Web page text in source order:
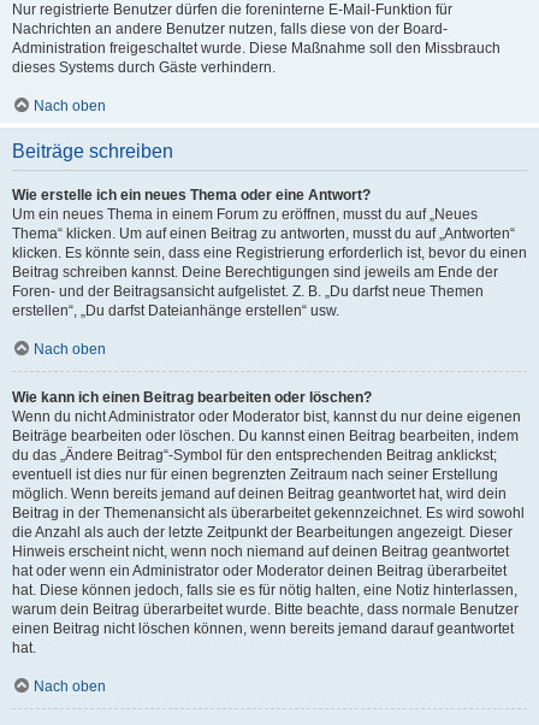
Nur registrierte Benutzer dürfen die foreninterne E-Mail-Funktion für
Nachrichten an andere Benutzer nutzen, falls diese von der Board-
Administration freigeschaltet wurde. Diese Maßnahme soll den Missbrauch
dieses Systems durch Gäste verhindern.
Nach oben
Beiträge schreiben
Wie erstelle ich ein neues Thema oder eine Antwort?
Um ein neues Thema in einem Forum zu eröffnen, musst du auf „Neues
Thema“ klicken. Um auf einen Beitrag zu antworten, musst du auf „Antworten“
klicken. Es könnte sein, dass eine Registrierung erforderlich ist, bevor du einen
Beitrag schreiben kannst. Deine Berechtigungen sind jeweils am Ende der
Foren- und der Beitragsansicht aufgelistet. Z. B. „Du darfst neue Themen
erstellen“, „Du darfst Dateianhänge erstellen“ usw.
Nach oben
Wie kann ich einen Beitrag bearbeiten oder löschen?
Wenn du nicht Administrator oder Moderator bist, kannst du nur deine eigenen
Beiträge bearbeiten oder löschen. Du kannst einen Beitrag bearbeiten, indem
du das „Ändere Beitrag“-Symbol für den entsprechenden Beitrag anklickst;
eventuell ist dies nur für einen begrenzten Zeitraum nach seiner Erstellung
möglich. Wenn bereits jemand auf deinen Beitrag geantwortet hat, wird dein
Beitrag in der Themenansicht als überarbeitet gekennzeichnet. Es wird sowohl
die Anzahl als auch der letzte Zeitpunkt der Bearbeitungen angezeigt. Dieser
Hinweis erscheint nicht, wenn noch niemand auf deinen Beitrag geantwortet
hat oder wenn ein Administrator oder Moderator deinen Beitrag überarbeitet
hat. Diese können jedoch, falls sie es für nötig halten, eine Notiz hinterlassen,
warum dein Beitrag überarbeitet wurde. Bitte beachte, dass normale Benutzer
einen Beitrag nicht löschen können, wenn bereits jemand darauf geantwortet
hat.
Nach oben